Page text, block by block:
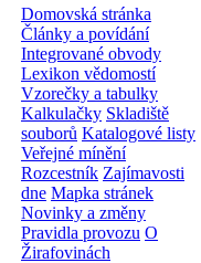
Domovská stránka
Články a povídání
Integrované obvody
Lexikon vědomostí
Vzorečky a tabulky
Kalkulačky Skladiště
souborů Katalogové listy
Veřejné mínění
Rozcestník Zajímavosti
dne Mapka stránek
Novinky a změny
Pravidla provozu O
Žirafovinách